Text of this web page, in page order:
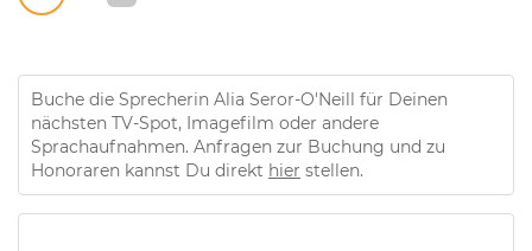
Buche die Sprecherin Alia Seror-O'Neill für Deinen
nächsten TV-Spot, Imagefilm oder andere
Sprachaufnahmen. Anfragen zur Buchung und zu
Honoraren kannst Du direkt hier stellen.